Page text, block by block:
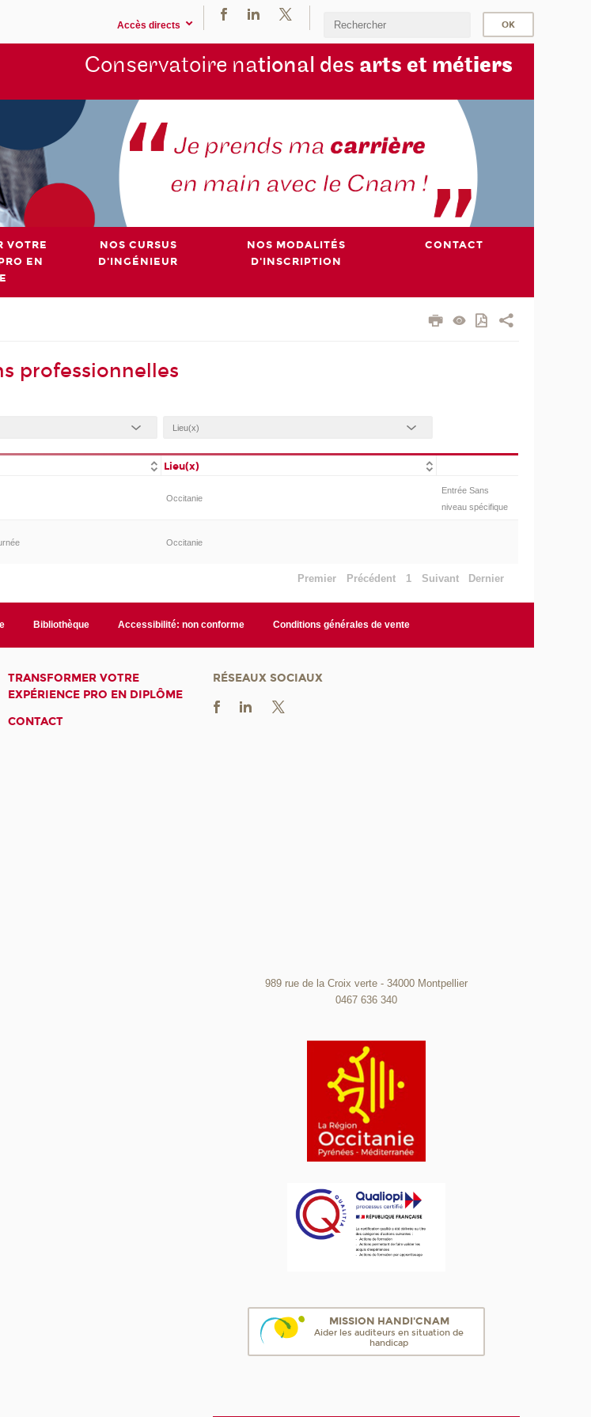
Accès directs
Conservatoire national des arts et métiers
VOTRE
EN
NOS CURSUS
D'INGÉNIEUR
NOS MODALITÉS
D'INSCRIPTION
CONTACT
professionnelles
Lieu(x)
Occitanie
Entrée Sans
niveau spécifique
Occitanie
Premier Précédent 1 Suivant Dernier
Bibliothèque Accessibilité: non conforme Conditions générales de vente
TRANSFORMER VOTRE
EXPÉRIENCE PRO EN DIPLÔME
CONTACT
RÉSEAUX SOCIAUX
989 rue de la Croix verte - 34000 Montpellier
0467 636 340
MISSION HANDI'CNAM
Aider les auditeurs en situation de
handicap